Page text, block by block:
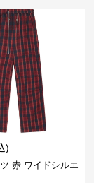
)
赤 ワイドシルエ